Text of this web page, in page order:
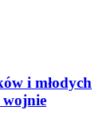
i młodych
wojnie